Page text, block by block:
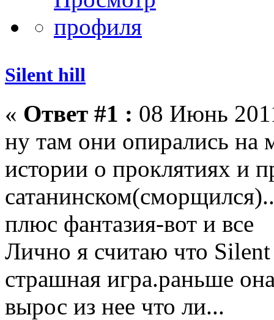
Silent hill
« Ответ #1 : 08 Июнь
ну там они опирались на
истории о проклятиях и
плюс фантазия-вот и все
Лично я считаю что
страшная игра.раньше
вырос из нее что ли...